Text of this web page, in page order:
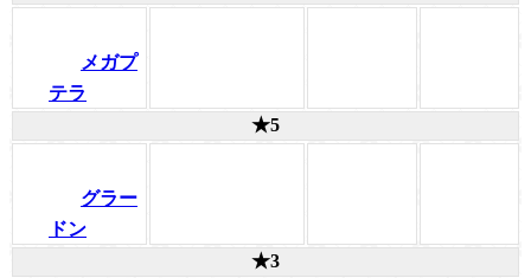
メガプ
テラ
★5
グラー
ドン
★3